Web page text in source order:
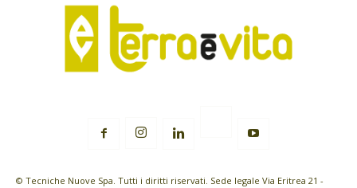
© Tecniche Nuove Spa. Tutti i diritti riservati. Sede legale Via Eritrea 21 -